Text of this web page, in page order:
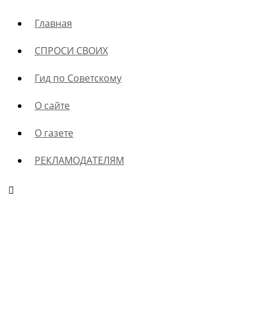
Главная
СПРОСИ СВОИХ
Гид по Советскому
О сайте
О газете
РЕКЛАМОДАТЕЛЯМ